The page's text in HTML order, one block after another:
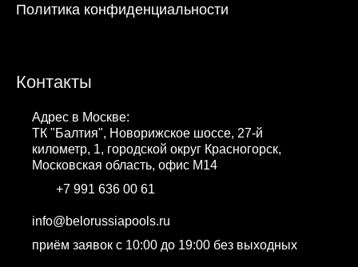
Политика конфиденциальности
Контакты
Адрес в Москве:
ТК "Балтия", Новорижское шоссе, 27-й
километр, 1, городской округ Красногорск,
Московская область, офис М14
+7 991 636 00 61
info@belorussiapools.ru
приём заявок с 10:00 до 19:00 без выходных